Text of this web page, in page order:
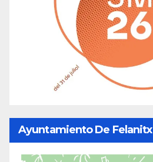
Ayuntamiento De Felanitx